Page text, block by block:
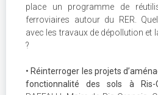
place un programme de
ferroviaires autour du RER.
avec les travaux de dépollution et
?
• Réinterroger les projets
fonctionnalité des sols à Ris-